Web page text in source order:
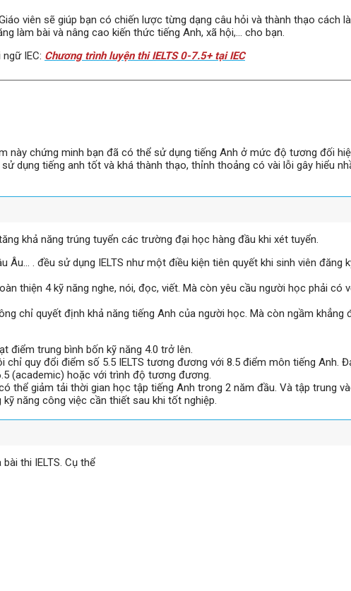
viên sẽ giúp bạn có chiến lược từng dạng câu hỏi và thành thạo cách
làm bài và nâng cao kiến thức tiếng Anh, xã hội,… cho bạn.
IEC: Chương trình luyện thi IELTS 0-7.5+ tại IEC
này chứng minh bạn đã có thể sử dụng tiếng Anh ở mức độ tương đối
dụng tiếng anh tốt và khá thành thạo, thỉnh thoảng có vài lỗi gây hiểu
khả năng trúng tuyển các trường đại học hàng đầu khi xét tuyển.
Âu… . đều sử dụng IELTS như một điều kiện tiên quyết khi sinh viên đăng
thiện 4 kỹ năng nghe, nói, đọc, viết. Mà còn yêu cầu người học phải có
chỉ quyết định khả năng tiếng Anh của người học. Mà còn ngầm khẳng
điểm trung bình bốn kỹ năng 4.0 trở lên.
chỉ quy đổi điểm số 5.5 IELTS tương đương với 8.5 điểm môn tiếng Anh.
(academic) hoặc với trình độ tương đương.
thể giảm tải thời gian học tập tiếng Anh trong 2 năm đầu. Và tập trung
năng công việc cần thiết sau khi tốt nghiệp.
thi IELTS. Cụ thể